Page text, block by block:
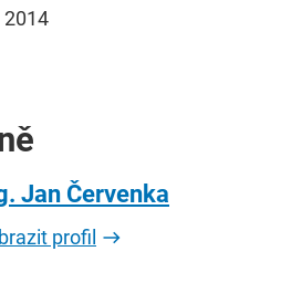
2014
Jan Červenka
profil